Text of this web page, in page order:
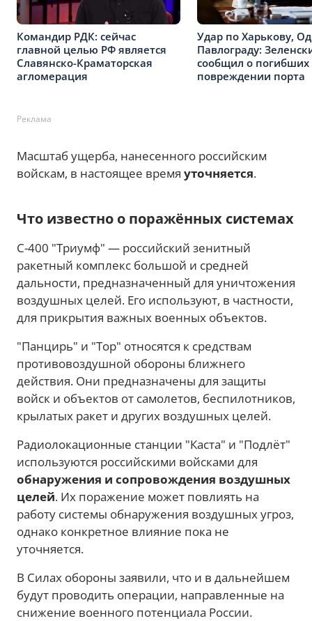
Командир РДК: сейчас
главной целью РФ является
Славянско-Краматорская
агломерация
Удар по Харькову,
Павлограду:
сообщил о погибших
повреждении порта
Реклама
Масштаб ущерба, нанесенного российским
войскам, в настоящее время уточняется.
Что известно о поражённых системах
С-400 "Триумф" — российский зенитный
ракетный комплекс большой и средней
дальности, предназначенный для уничтожения
воздушных целей. Его используют, в частности,
для прикрытия важных военных объектов.
"Панцирь" и "Тор" относятся к средствам
противовоздушной обороны ближнего
действия. Они предназначены для защиты
войск и объектов от самолетов, беспилотников,
крылатых ракет и других воздушных целей.
Радиолокационные станции "Каста" и "Подлёт"
используются российскими войсками для
обнаружения и сопровождения воздушных
целей. Их поражение может повлиять на
работу системы обнаружения воздушных угроз,
однако конкретное влияние пока не
уточняется.
В Силах обороны заявили, что и в дальнейшем
будут проводить операции, направленные на
снижение военного потенциала России.